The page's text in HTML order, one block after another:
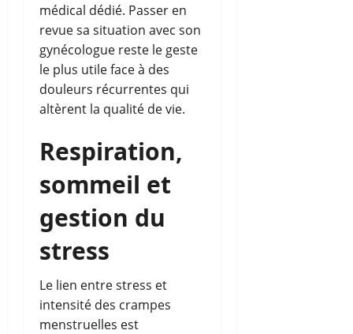
médical dédié. Passer en
revue sa situation avec son
gynécologue reste le geste
le plus utile face à des
douleurs récurrentes qui
altèrent la qualité de vie.
Respiration,
sommeil et
gestion du
stress
Le lien entre stress et
intensité des crampes
menstruelles est